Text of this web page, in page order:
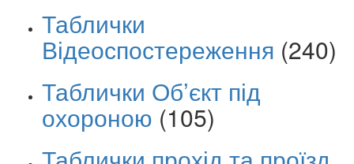
Таблички
Відеоспостереження (240)
Таблички Об’єкт під
охороною (105)